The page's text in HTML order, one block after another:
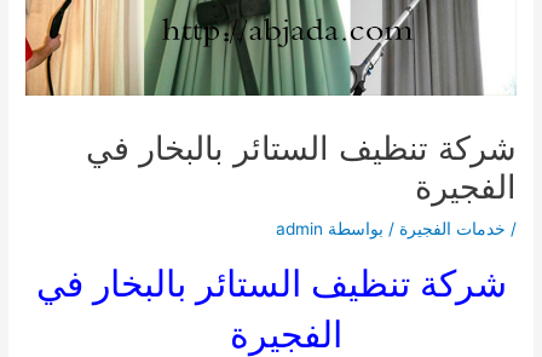
شركة تنظيف الستائر بالبخار في
الفجيرة
/ خدمات الفجيرة / بواسطة admin
شركة تنظيف الستائر بالبخار في
الفجيرة